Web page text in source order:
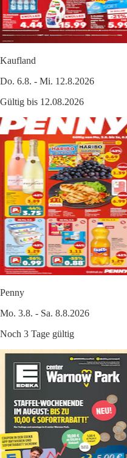
Kaufland
Do. 6.8. - Mi. 12.8.2026
Gültig bis 12.08.2026
Penny
Mo. 3.8. - Sa. 8.8.2026
Noch 3 Tage gültig